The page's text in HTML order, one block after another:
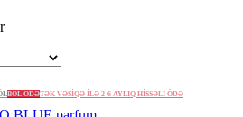
BÖL ÖDƏTƏK VƏSİQƏ İLƏ 2-6 AYLIQ HİSSƏLİ ÖDƏ